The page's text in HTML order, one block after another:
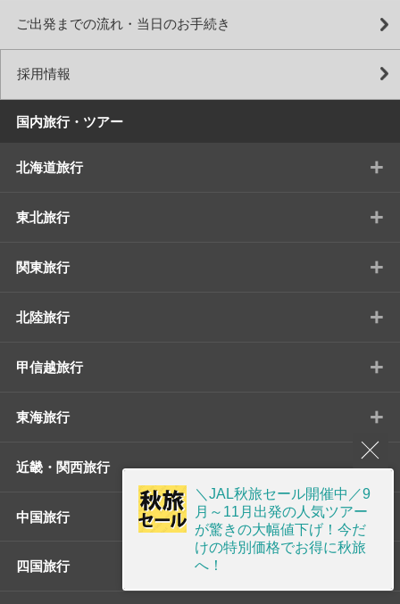
ご出発までの流れ・当日のお手続き
採用情報
国内旅行・ツアー
北海道旅行 +
東北旅行 +
関東旅行 +
北陸旅行 +
甲信越旅行 +
東海旅行 +
近畿・関西旅行 +
中国旅行
四国旅行
＼JAL秋旅セール開催中／9
月～11月出発の人気ツアー
が驚きの大幅値下げ！今だ
けの特別価格でお得に秋旅
へ！